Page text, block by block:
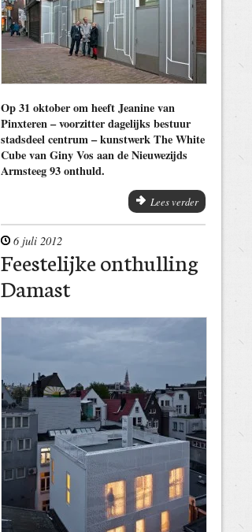
Op 31 oktober om heeft Jeanine van
Pinxteren – voorzitter dagelijks bestuur
stadsdeel centrum – kunstwerk The White
Cube van Giny Vos aan de Nieuwezijds
Armsteeg 93 onthuld.
Lees verder
6 juli 2012
Feestelijke onthulling
Damast